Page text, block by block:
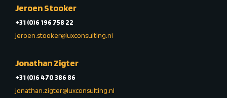
Jeroen Stooker
+31 (0)6 196 758 22
jeroen.stooker@luxconsulting.nl
Jonathan Zigter
+31 (0)6 470 386 86
jonathan.zigter@luxconsulting.nl